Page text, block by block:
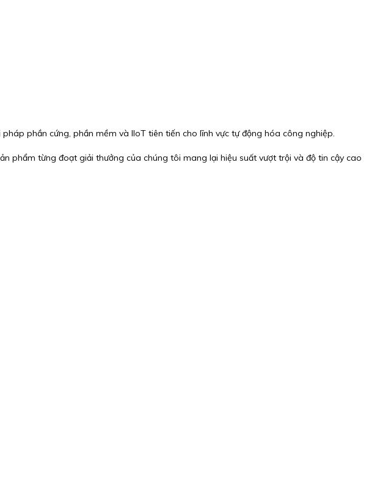
phần cứng, phần mềm và IIoT tiên tiến cho lĩnh vực tự động hóa công nghiệp.
phẩm từng đoạt giải thưởng của chúng tôi mang lại hiệu suất vượt trội và độ tin cậy cao